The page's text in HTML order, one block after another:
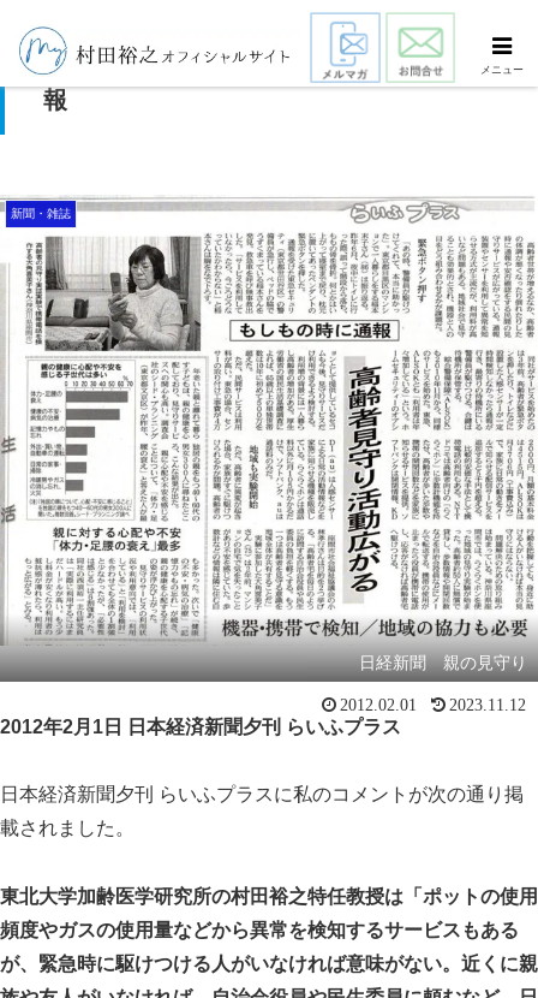
高齢者見守り活動広がる もしもの時に通
報
新聞・雑誌
日経新聞 親の見守り
2012.02.01 2023.11.12
2012年2月 1 日 日本経済新聞夕刊 らいふプラス
日本経済新聞夕刊 らいふプラスに私のコメントが次の通り掲
載されました。
東北大学加齢医学研究所の村田裕之特任教授は「ポットの使用
頻度やガスの使用量などから異常を検知するサービスもある
が、緊急時に駆けつける人がいなければ意味がない。近くに親
メニュー